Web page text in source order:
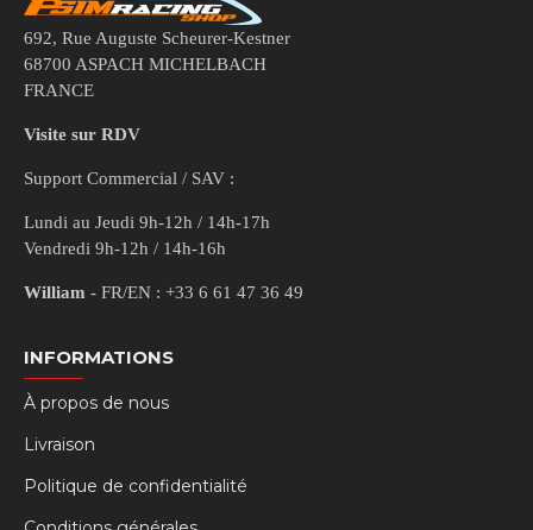
692, Rue Auguste Scheurer-Kestner
68700 ASPACH MICHELBACH
FRANCE
Visite sur RDV
Support Commercial / SAV :
Lundi au Jeudi 9h-12h / 14h-17h
Vendredi 9h-12h / 14h-16h
William - FR/EN : +33 6 61 47 36 49
INFORMATIONS
À propos de nous
Livraison
Politique de confidentialité